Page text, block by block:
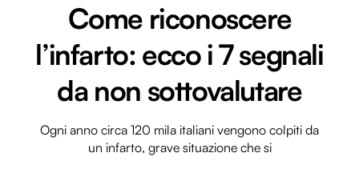
Come riconoscere
l’infarto: ecco i 7 segnali
da non sottovalutare
Ogni anno circa 120 mila italiani vengono colpiti da
un infarto, grave situazione che si